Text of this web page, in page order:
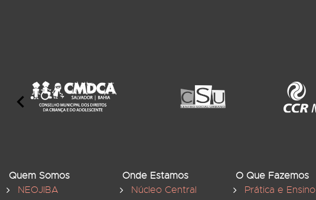
Quem Somos
NEOJIBA
Onde Estamos
Núcleo Central
O Que Fazemos
Prática e Ensino